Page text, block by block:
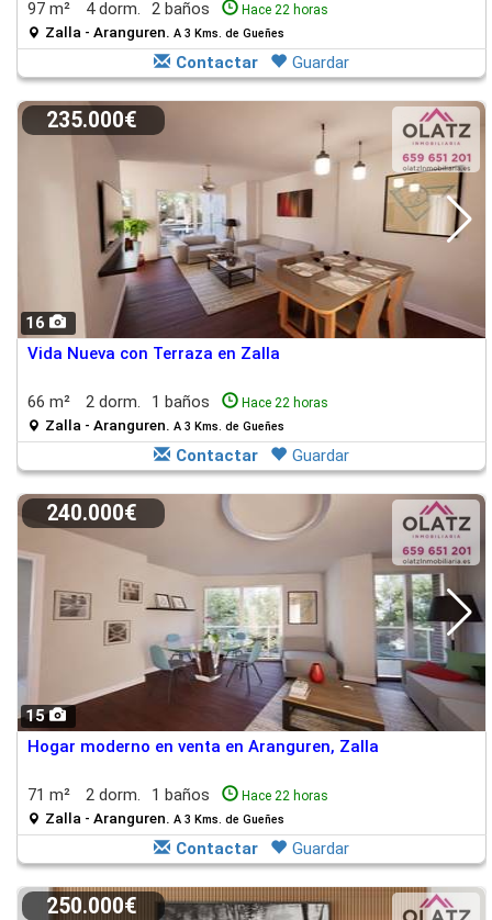
97 m² 4 dorm. 2 baños Hace 22 horas
Zalla - Aranguren. A 3 Kms. de Gueñes
Contactar Guardar
16
235.000€
Vida Nueva con Terraza en Zalla
66 m² 2 dorm. 1 baños Hace 22 horas
Zalla - Aranguren. A 3 Kms. de Gueñes
Contactar Guardar
15
240.000€
Hogar moderno en venta en Aranguren, Zalla
71 m² 2 dorm. 1 baños Hace 22 horas
Zalla - Aranguren. A 3 Kms. de Gueñes
Contactar Guardar
250.000€